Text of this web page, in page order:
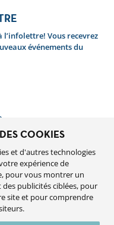
COOKIES
et d'autres technologies
expérience de
pour vous montrer un
publicités ciblées, pour
site et pour comprendre
Vous recevrez
événements du